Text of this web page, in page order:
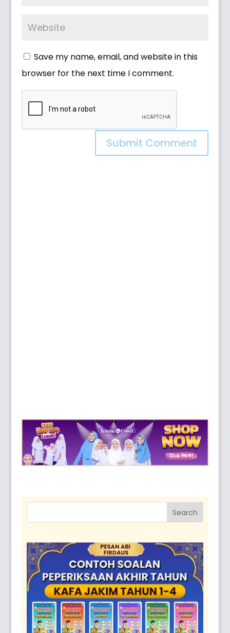
Save my name, email, and website in this
browser for the next time I comment.
Submit Comment